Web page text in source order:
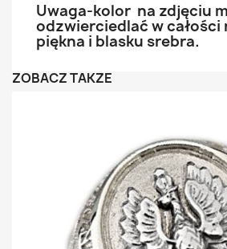
Uwaga-kolor na zdjęciu
odzwierciedlać w
piękna i blasku srebra.
ZOBACZ TAKŻE